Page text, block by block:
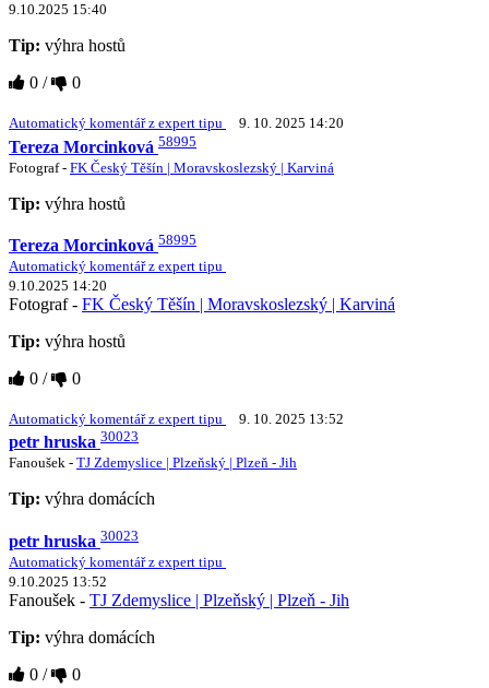
9.10.2025 15:40
Tip: výhra hostů
0 / 0
Automatický komentář z expert tipu 9. 10. 2025 14:20
Tereza Morcinková 58995
Fotograf - FK Český Těšín | Moravskoslezský | Karviná
Tip: výhra hostů
Tereza Morcinková 58995
Automatický komentář z expert tipu
9.10.2025 14:20
Fotograf - FK Český Těšín | Moravskoslezský | Karviná
Tip: výhra hostů
0 / 0
Automatický komentář z expert tipu 9. 10. 2025 13:52
petr hruska 30023
Fanoušek - TJ Zdemyslice | Plzeňský | Plzeň - Jih
Tip: výhra domácích
petr hruska 30023
Automatický komentář z expert tipu
9.10.2025 13:52
Fanoušek - TJ Zdemyslice | Plzeňský | Plzeň - Jih
Tip: výhra domácích
0 / 0